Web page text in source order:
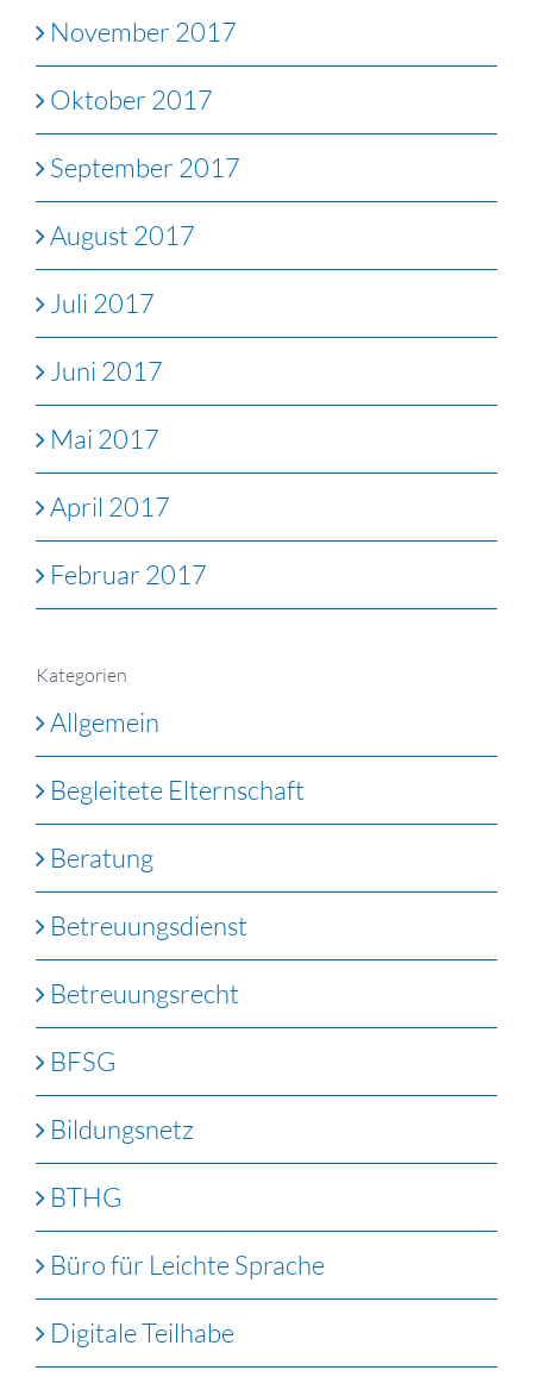
November 2017
Oktober 2017
September 2017
August 2017
Juli 2017
Juni 2017
Mai 2017
April 2017
Februar 2017
Kategorien
Allgemein
Begleitete Elternschaft
Beratung
Betreuungsdienst
Betreuungsrecht
BFSG
Bildungsnetz
BTHG
Büro für Leichte Sprache
Digitale Teilhabe